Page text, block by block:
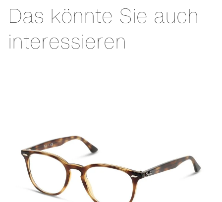
Das könnte Sie auch
interessieren